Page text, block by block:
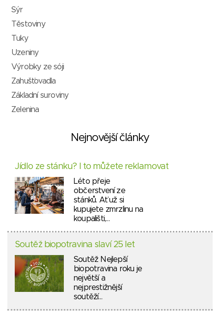
Sýr
Těstoviny
Tuky
Uzeniny
Výrobky ze sóji
Zahušťovadla
Základní suroviny
Zelenina
Nejnovější články
Jídlo ze stánku? I to můžete reklamovat
Léto přeje
občerstvení ze
stánků. Ať už si
kupujete zmrzlinu na
koupališti,…
Soutěž biopotravina slaví 25 let
Soutěž Nejlepší
biopotravina roku je
největší a
nejprestižnější
soutěží…